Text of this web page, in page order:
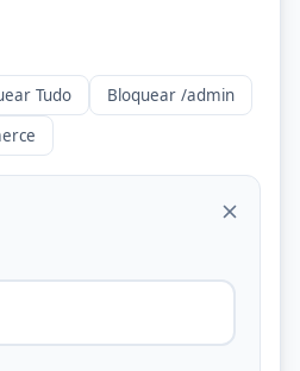
Tudo
Bloquear /admin